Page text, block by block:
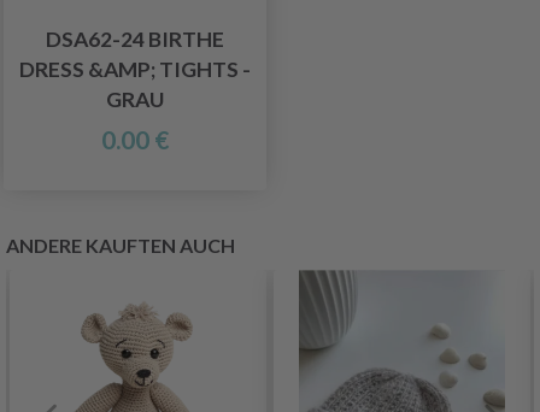
DSA62-24 BIRTHE
DRESS &AMP; TIGHTS -
GRAU
0.00 €
ANDERE KAUFTEN AUCH